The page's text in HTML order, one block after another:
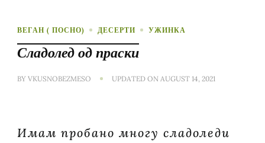
ВЕГАН ( ПОСНО) ДЕСЕРТИ УЖИНКА
Сладолед од праски
BY VKUSNOBEZMESO UPDATED ON AUGUST 14, 2021
Имам пробано многу сладоледи